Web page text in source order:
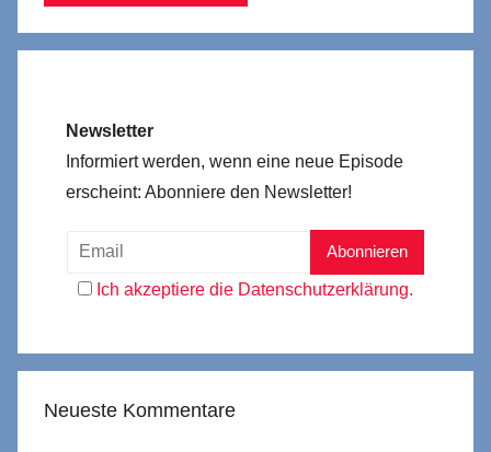
Newsletter
Informiert werden, wenn eine neue Episode
erscheint: Abonniere den Newsletter!
Ich akzeptiere die Datenschutzerklärung.
Neueste Kommentare